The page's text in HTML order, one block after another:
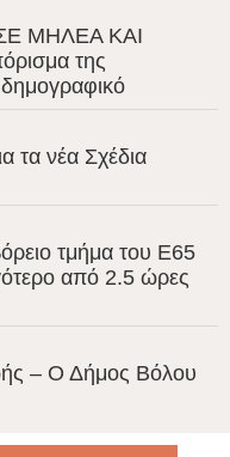
ΜΗΛΕΑ ΚΑΙ
της
δημογραφικό
τα νέα Σχέδια
τμήμα του Ε65
από 2.5 ώρες
– Ο Δήμος Βόλου